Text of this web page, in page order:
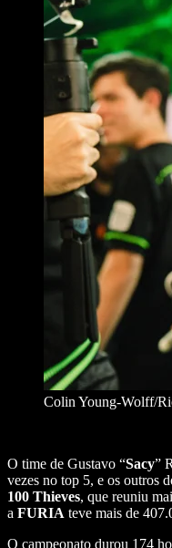
Colin Young-Wolff/
O time de Gustavo “Sacy”
vezes no top 5, e os outros
100 Thieves, que reuniu
a FURIA teve mais de
O campeonato durou 174